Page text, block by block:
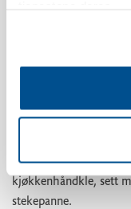
egghakker,
springformsett,
kaffefilter, vannkoker,
komfyr, ventilator,
ostekniv, skjærebrett,
kjøkkenhåndkle, sett
stekepanne.